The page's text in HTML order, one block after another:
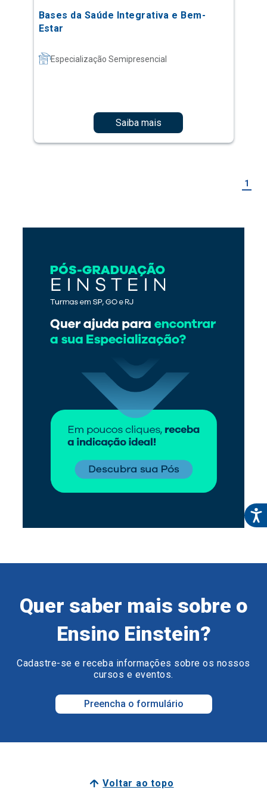
Bases da Saúde Integrativa e Bem-
Estar
Especialização Semipresencial
Saiba mais
1
Quer saber mais sobre o
Ensino Einstein?
Cadastre-se e receba informações sobre os nossos
cursos e eventos.
Preencha o formulário
Voltar ao topo